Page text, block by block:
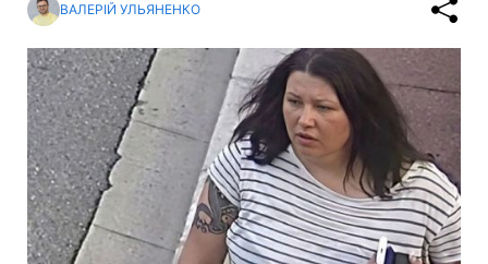
ВАЛЕРІЙ УЛЬЯНЕНКО